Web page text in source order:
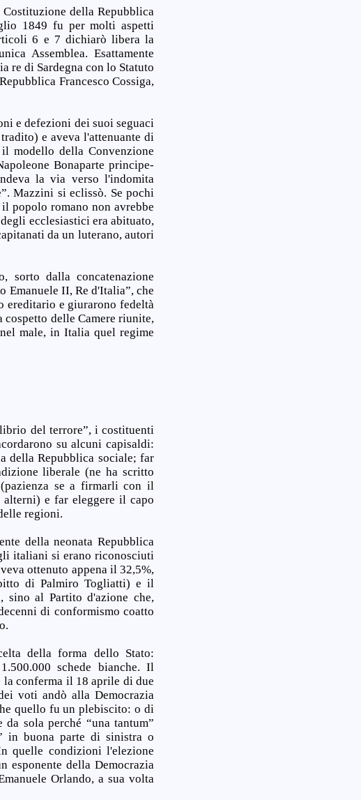
della Repubblica
1849 fu per molti aspetti
6 e 7 dichiarò libera la
Assemblea. Esattamente
re di Sardegna con lo Statuto
Francesco Cossiga,
e defezioni dei suoi seguaci
e aveva l'attenuante di
modello della Convenzione
Bonaparte principe-
la via verso l'indomita
Mazzini si eclissò. Se pochi
popolo romano non avrebbe
ecclesiastici era abituato,
da un luterano, autori
sorto dalla concatenazione
II, Re d'Italia”, che
ereditario e giurarono fedeltà
delle Camere riunite,
male, in Italia quel regime
del terrore”, i costituenti
su alcuni capisaldi:
della Repubblica sociale; far
liberale (ne ha scritto
se a firmarli con il
alterni) e far eleggere il capo
regioni.
della neonata Repubblica
italiani si erano riconosciuti
ottenuto appena il 32,5%,
di Palmiro Togliatti) e il
sino al Partito d'azione che,
di conformismo coatto
della forma dello Stato:
schede bianche. Il
conferma il 18 aprile di due
voti andò alla Democrazia
quello fu un plebiscito: o di
sola perché “una tantum”
in buona parte di sinistra o
quelle condizioni l'elezione
esponente della Democrazia
Orlando, a sua volta